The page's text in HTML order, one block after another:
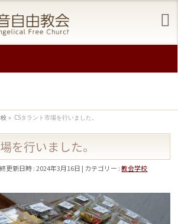
» CSタラント市場を行いました。
を行いました。
更新日時 : 2024年3月16日 カテゴリー :教会学校